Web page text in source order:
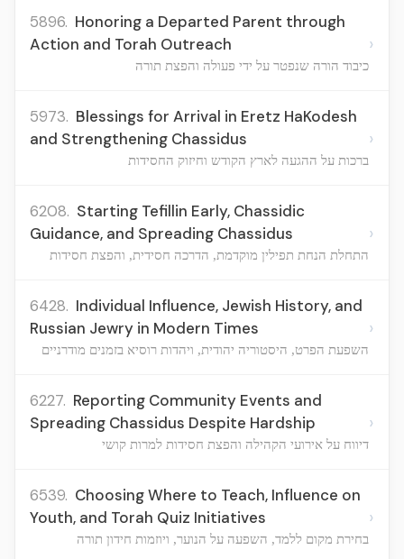
5896. Honoring a Departed Parent through
Action and Torah Outreach
כיבוד הורה שנפטר על ידי פעולה והפצת תורה
›
5973. Blessings for Arrival in Eretz HaKodesh
and Strengthening Chassidus
ברכות על ההגעה לארץ הקודש וחיזוק החסידות
›
6208. Starting Tefillin Early, Chassidic
Guidance, and Spreading Chassidus
התחלת הנחת תפילין מוקדמת, הדרכה חסידית, והפצת חסידות
›
6428. Individual Influence, Jewish History, and
Russian Jewry in Modern Times
השפעת הפרט, היסטוריה יהודית, ויהדות רוסיא בזמנים מודרניים
›
6227. Reporting Community Events and
Spreading Chassidus Despite Hardship
דיווח על אירועי הקהילה והפצת חסידות למרות קושי
›
6539. Choosing Where to Teach, Influence on
Youth, and Torah Quiz Initiatives
בחירת מקום ללמד, השפעה על הנוער, ויוזמות חידון תורה
›